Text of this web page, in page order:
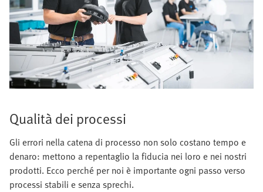
Qualità dei processi
Gli errori nella catena di processo non solo costano tempo e
denaro: mettono a repentaglio la fiducia nei loro e nei nostri
prodotti. Ecco perché per noi è importante ogni passo verso
processi stabili e senza sprechi.